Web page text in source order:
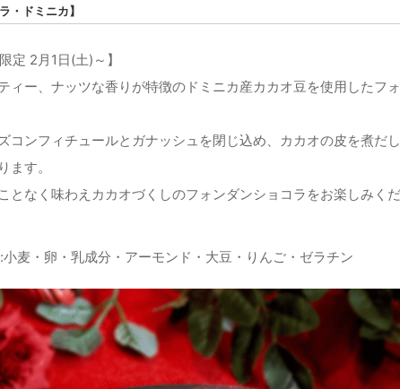
・ドミニカ】
定 2月1日(土)～】
ィー、ナッツな香りが特徴のドミニカ産カカオ豆を使用したフ
コンフィチュールとガナッシュを閉じ込め、カカオの皮を煮だ
ます。
となく味わえカカオづくしのフォンダンショコラをお楽しみく
麦・卵・乳成分・アーモンド・大豆・りんご・ゼラチン